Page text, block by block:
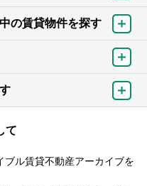
の賃貸物件を探す
て
ル賃貸不動産アーカイブを